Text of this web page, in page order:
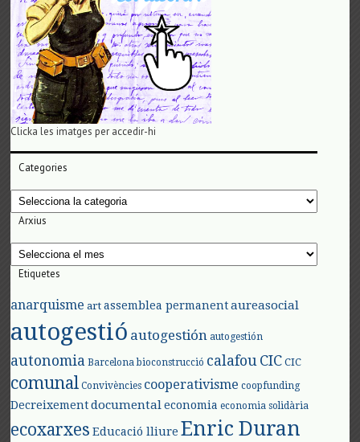
Clicka les imatges per accedir-hi
Categories
Categories
Arxius
Arxius
Etiquetes
anarquisme art assemblea permanent aureasocial
autogestió autogestión autogestión
autonomia Barcelona bioconstrucció calafouCIC CIC
comunal Convivències cooperativisme coopfunding
Decreixement documental economia economia solidària
ecoxarxes Educació lliure Enric Duran